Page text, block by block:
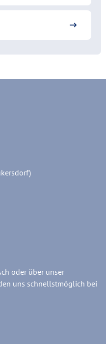
oder über unser
uns schnellstmöglich bei